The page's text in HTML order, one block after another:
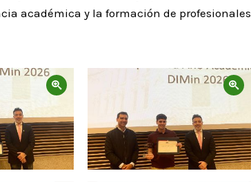
académica y la formación de profesionales
Zoom